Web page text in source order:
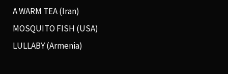
A WARM TEA (Iran)
MOSQUITO FISH (USA)
LULLABY (Armenia)